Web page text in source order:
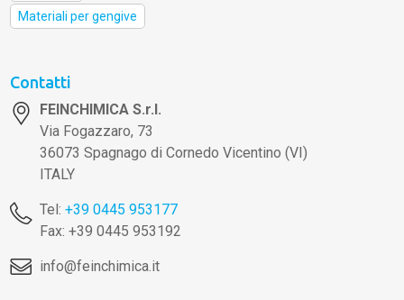
Materiali per gengive
Contatti
FEINCHIMICA S.r.l.
Via Fogazzaro, 73
36073 Spagnago di Cornedo Vicentino (VI)
ITALY
Tel:+39 0445 953177
Fax: +39 0445 953192
info@feinchimica.it